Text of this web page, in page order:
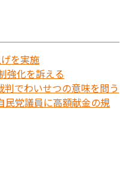
を実施
強化を訴える
でわいせつの意味を問う
民党議員に高額献金の規